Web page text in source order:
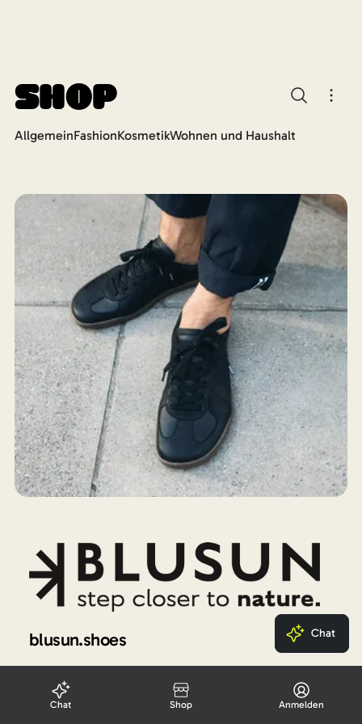
Shop
AllgemeinFashionKosmetikWohnen und Haushalt
blusun.shoes
Chat Shop Anmelden
Chat